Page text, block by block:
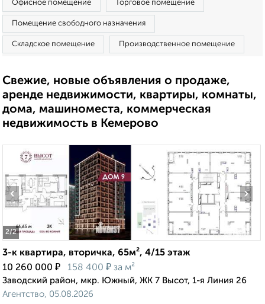
Офисное помещение Торговое помещение
Помещение свободного назначения
Складское помещение Производственное помещение
Свежие, новые объявления о продаже,
аренде недвижимости, квартиры, комнаты,
дома, машиноместа, коммерческая
недвижимость в Кемерово
2/2
‹ ›
3-к квартира, вторичка, 65м², 4/15 этаж
10 260 000 ₽ 158 400 ₽ за м²
Заводский район, мкр. Южный, ЖК 7 Высот, 1-я Линия 26
Агентство, 05.08.2026